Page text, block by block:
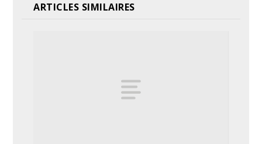
ARTICLES SIMILAIRES